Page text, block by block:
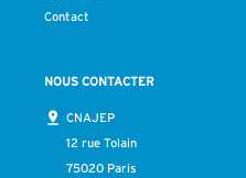
Contact
NOUS CONTACTER
CNAJEP
12 rue Tolain
75020 Paris